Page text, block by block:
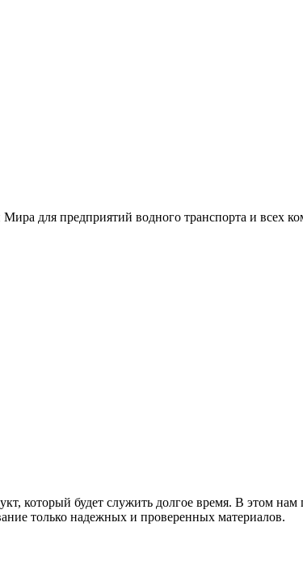
для предприятий водного транспорта и всех
который будет служить долгое время. В этом нам
только надежных и проверенных материалов.